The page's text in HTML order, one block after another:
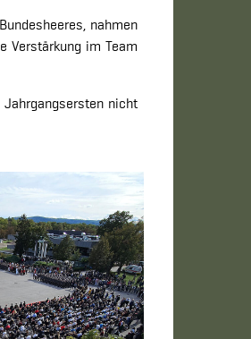
nahmen
Verstärkung im Team
nicht